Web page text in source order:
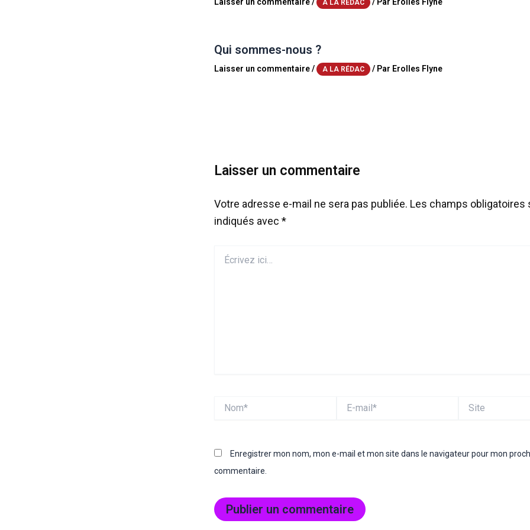
A LA RÉDAC
Qui sommes-nous ?
Laisser un commentaire/ A LA RÉDAC / Par Erolles Flyne
Laisser un commentaire
Votre adresse e-mail ne sera pas publiée. Les champs obligatoires
indiqués avec *
ici…
mail*
Enregistrer mon nom, mon e-mail et mon site dans le navigateur pour mon
commentaire.